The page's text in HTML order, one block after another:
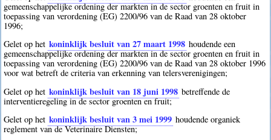
gemeenschappelijke ordening der markten in de sector groenten en fruit in
toepassing van verordening (EG) 2200/96 van de Raad van 28 oktober
1996;
Gelet op het koninklijk besluit van 27 maart 1998 houdende een
gemeenschappelijke ordening der markten in de sector groenten en fruit in
toepassing van verordening (EG) 2200/96 van de Raad van 28 oktober 1996
voor wat betreft de criteria van erkenning van telersverenigingen;
Gelet op het koninklijk besluit van 18 juni 1998 betreffende de
interventieregeling in de sector groenten en fruit;
Gelet op het koninklijk besluit van 3 mei 1999 houdende organiek
reglement van de Veterinaire Diensten;